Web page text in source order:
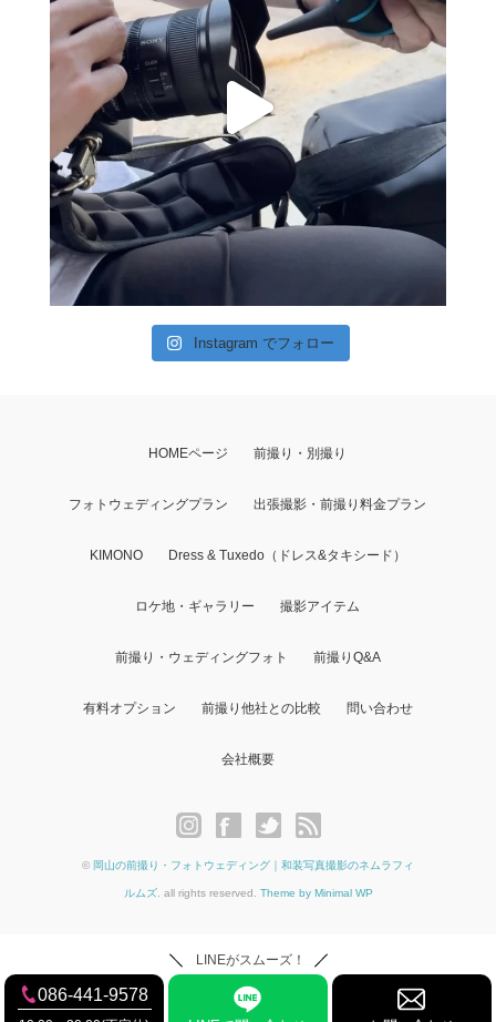
Instagram でフォロー
HOMEページ 前撮り・別撮り
フォトウェディングプラン 出張撮影・前撮り料金プラン
KIMONO Dress & Tuxedo（ドレス&タキシード）
ロケ地・ギャラリー 撮影アイテム
前撮り・ウェディングフォト 前撮りQ&A
有料オプション 前撮り他社との比較 問い合わせ
会社概要
© 岡山の前撮り・フォトウェディング｜和装写真撮影のネムラフィ
ルムズ. all rights reserved. Theme by Minimal WP
LINEがスムーズ！
086-441-9578